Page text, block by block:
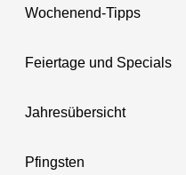
Wochenend-Tipps
Feiertage und Specials
Jahresübersicht
Pfingsten